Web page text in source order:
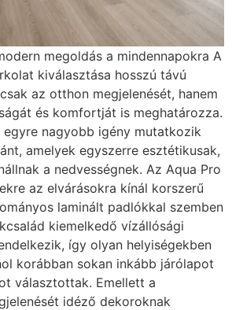
megoldás a mindennapokra A
kiválasztása hosszú távú
az otthon megjelenését, hanem
és komfortját is meghatározza.
nagyobb igény mutatkozik
amelyek egyszerre esztétikusak,
a nedvességnek. Az Aqua Pro
az elvárásokra kínál korszerű
laminált padlókkal szemben
kiemelkedő vízállósági
így olyan helyiségekben
korábban sokan inkább járólapot
választottak. Emellett a
idéző dekoroknak